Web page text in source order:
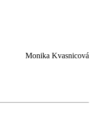
Monika Kvasnicová